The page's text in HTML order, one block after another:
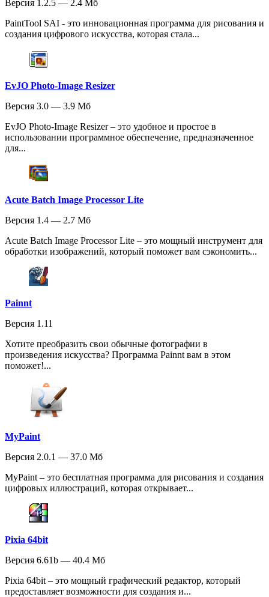
Версия 1.2.5 — 2.4 Мб
PaintTool SAI - это инновационная программа для рисования и
создания цифрового искусства, которая стала...
EvJO Photo-Image Resizer
Версия 3.0 — 3.9 Мб
EvJO Photo-Image Resizer – это удобное и простое в
использовании программное обеспечение, предназначенное
для...
Acute Batch Image Processor Lite
Версия 1.4 — 2.7 Мб
Acute Batch Image Processor Lite – это мощный инструмент для
обработки изображений, который поможет вам сэкономить...
Painnt
Версия 1.11
Хотите преобразить свои обычные фотографии в
произведения искусства? Программа Painnt вам в этом
поможет!...
MyPaint
Версия 2.0.1 — 37.0 Мб
MyPaint – это бесплатная программа для рисования и создания
цифровых иллюстраций, которая открывает...
Pixia 64bit
Версия 6.61b — 40.4 Мб
Pixia 64bit – это мощный графический редактор, который
предоставляет возможности для создания и...